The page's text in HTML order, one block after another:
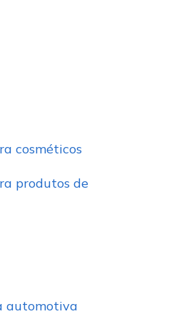
cosméticos
produtos de
automotiva